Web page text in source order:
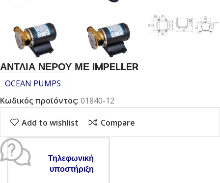
ΑΝΤΛΙΑ ΝΕΡΟΥ ΜΕ IMPELLER
OCEAN PUMPS
Κωδικός προϊόντος: 01840-12
Add to wishlist Compare
Τηλεφωνική
υποστήριξη